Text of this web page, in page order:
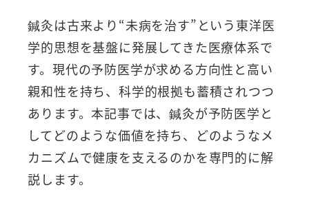
鍼灸は古来より“未病を治す”という東洋医
学的思想を基盤に発展してきた医療体系で
す。現代の予防医学が求める方向性と高い
親和性を持ち、科学的根拠も蓄積されつつ
あります。本記事では、鍼灸が予防医学と
してどのような価値を持ち、どのようなメ
カニズムで健康を支えるのかを専門的に解
説します。